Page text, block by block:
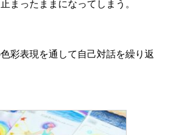
まったままになってしまう。
彩表現を通して自己対話を繰り返